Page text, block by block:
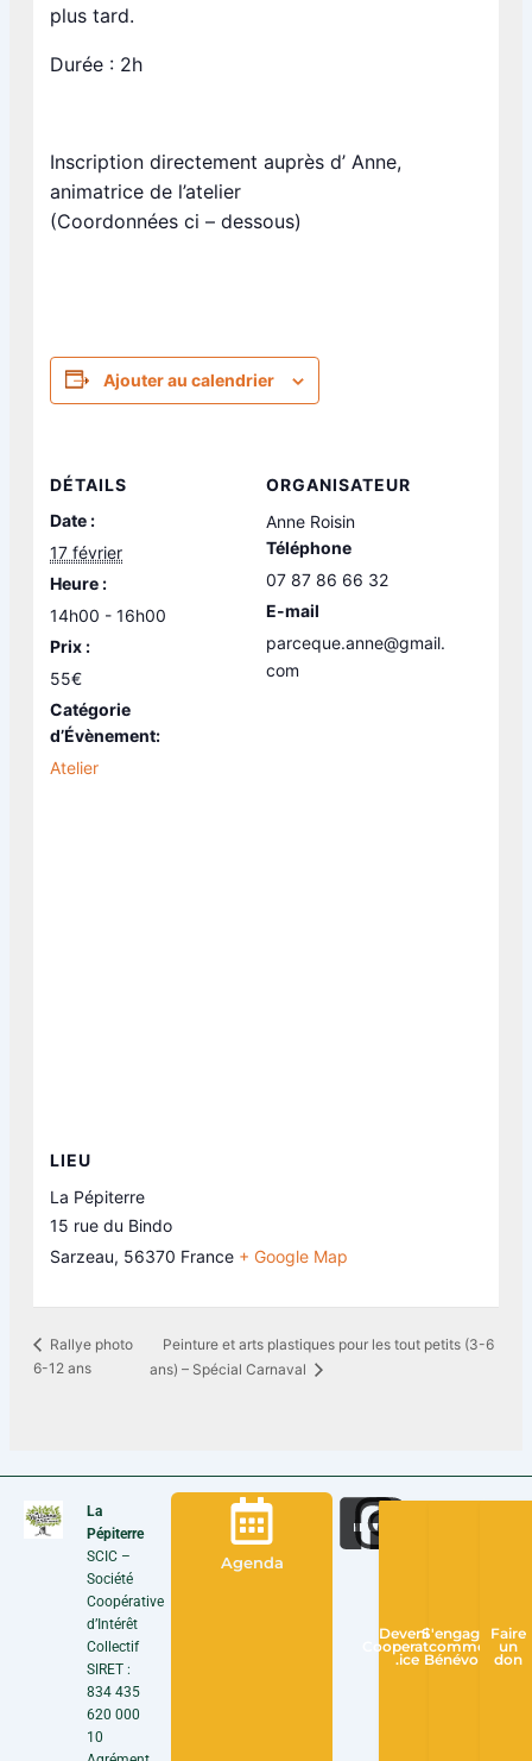
plus tard.
Durée : 2h
Inscription directement auprès d’ Anne,
animatrice de l’atelier
(Coordonnées ci – dessous)
Ajouter au calendrier
DÉTAILS
Date :
17 février
Heure :
14h00 - 16h00
Prix :
55€
Catégorie
d’Évènement:
Atelier
ORGANISATEUR
Anne Roisin
Téléphone
07 87 86 66 32
E-mail
parceque.anne@gmail.
com
LIEU
La Pépiterre
15 rue du Bindo
Sarzeau, 56370 France + Google Map
Rallye photo
6-12 ans
Peinture et arts plastiques pour les tout petits (3-6
ans) – Spécial Carnaval
La
Pépiterre
SCIC –
Société
Coopérative
d’Intérêt
Collectif
SIRET :
834 435
620 000
10
Agenda
Devenir
Cooperateur
.ice
S'engager
comme
Bénévole
Faire
un
don